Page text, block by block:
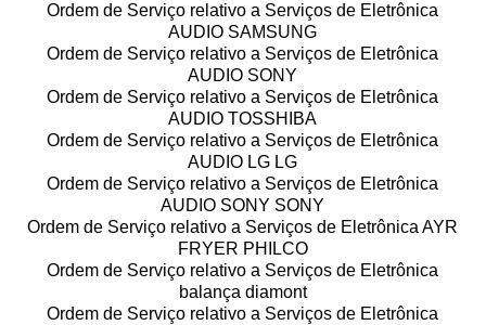
Ordem de Serviço relativo a Serviços de Eletrônica
AUDIO SAMSUNG
Ordem de Serviço relativo a Serviços de Eletrônica
AUDIO SONY
Ordem de Serviço relativo a Serviços de Eletrônica
AUDIO TOSSHIBA
Ordem de Serviço relativo a Serviços de Eletrônica
AUDIO LG LG
Ordem de Serviço relativo a Serviços de Eletrônica
AUDIO SONY SONY
Ordem de Serviço relativo a Serviços de Eletrônica AYR
FRYER PHILCO
Ordem de Serviço relativo a Serviços de Eletrônica
balança diamont
Ordem de Serviço relativo a Serviços de Eletrônica